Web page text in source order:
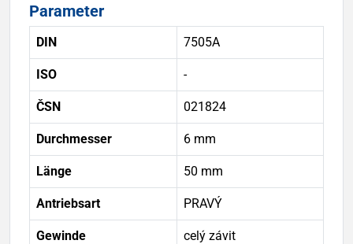
Parameter
DIN 7505A
ISO -
ČSN 021824
Durchmesser 6 mm
Länge 50 mm
Antriebsart PRAVÝ
Gewinde celý závit